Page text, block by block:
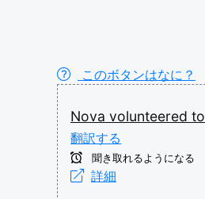
このボタンはなに？
Nova volunteered to
翻訳する
聞き取れるようになる
詳細